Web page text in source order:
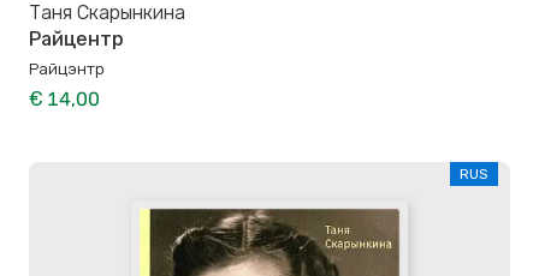
Таня Скарынкина
Райцентр
Райцэнтр
€ 14,00
RUS